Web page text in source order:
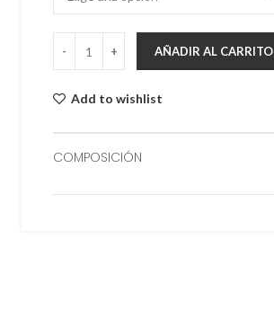
AÑADIR AL CARRITO
Add to wishlist
COMPOSICIÓN